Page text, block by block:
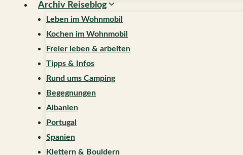
Archiv Reiseblog
Leben im Wohnmobil
Kochen im Wohnmobil
Freier leben & arbeiten
Tipps & Infos
Rund ums Camping
Begegnungen
Albanien
Portugal
Spanien
Klettern & Bouldern